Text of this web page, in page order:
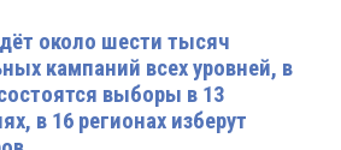
около шести тысяч
кампаний всех уровней, в
выборы в 13
в 16 регионах изберут